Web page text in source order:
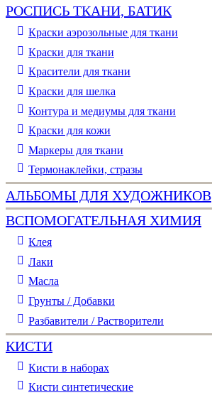
РОСПИСЬ ТКАНИ, БАТИК
Краски аэрозольные для ткани
Краски для ткани
Красители для ткани
Краски для шелка
Контура и медиумы для ткани
Краски для кожи
Маркеры для ткани
Термонаклейки, стразы
АЛЬБОМЫ ДЛЯ ХУДОЖНИКОВ
ВСПОМОГАТЕЛЬНАЯ ХИМИЯ
Клея
Лаки
Масла
Грунты / Добавки
Разбавители / Растворители
КИСТИ
Кисти в наборах
Кисти синтетические